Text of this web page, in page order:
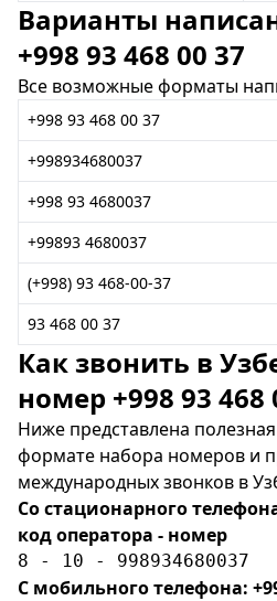
Варианты
+998 93 468 00 37
Все возможные форматы
+998 93 468 00 37
+998934680037
+998 93 4680037
+99893 4680037
(+998) 93 468-00-37
93 468 00 37
Как звонить в
номер +998 93 468
Ниже представлена
формате набора номеров и
международных звонков в
Со стационарного
код оператора - номер
8 - 10 - 998934680037
С мобильного телефона: